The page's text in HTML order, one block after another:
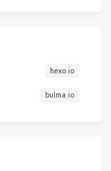
hexo.io
bulma.io